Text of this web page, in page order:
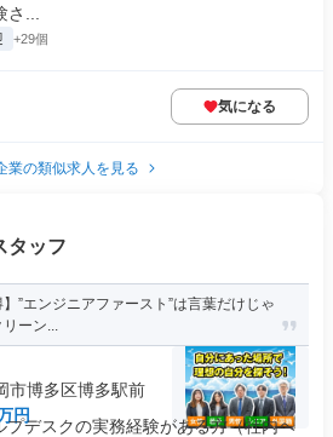
...
+29個
気になる
業の類似求人を見る
タッフ
】”エンジニアファースト”は言葉だけじゃ
ーン...
市博多区博多駅前
円
デスクの実務経験がある方（社内ヘ